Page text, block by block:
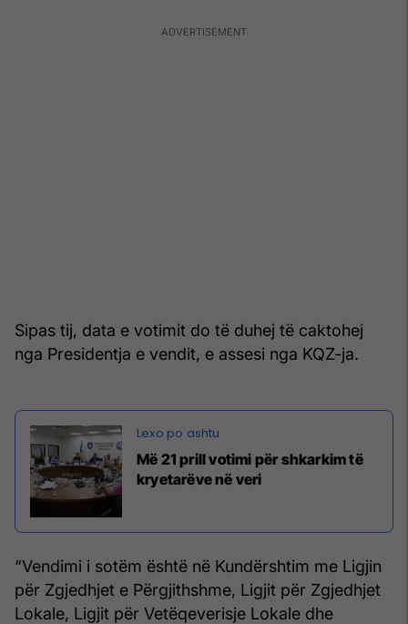
Sipas tij, data e votimit do të duhej të caktohej
nga Presidentja e vendit, e assesi nga KQZ-ja.
Më 21 prill votimi për shkarkim të
kryetarëve në veri
“Vendimi i sotëm është në Kundërshtim me Ligjin
për Zgjedhjet e Përgjithshme, Ligjit për Zgjedhjet
Lokale, Ligjit për Vetëqeverisje Lokale dhe